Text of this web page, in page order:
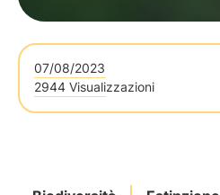
07/08/2023
2944 Visualizzazioni